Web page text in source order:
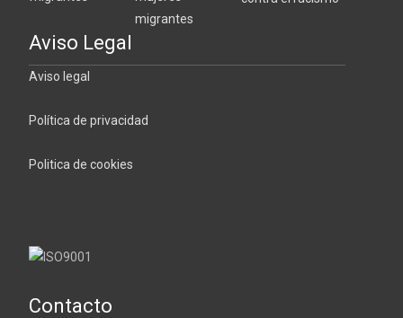
Aviso Legal
Aviso legal
Política de privacidad
Politica de cookies
Contacto